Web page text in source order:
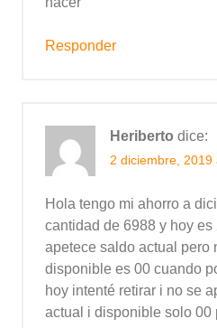
Responder
Heriberto dice:
2 diciembre, 2019
Hola tengo mi ahorro a
cantidad de 6988 y hoy
apetece saldo actual pero
disponible es 00 cuando
hoy intenté retirar i no se
actual i disponible solo 00